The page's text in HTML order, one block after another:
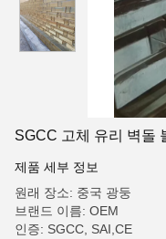
SGCC 고체 유리 벽돌
제품 세부 정보
원래 장소: 중국 광둥
브랜드 이름: OEM
인증: SGCC, SAI,CE